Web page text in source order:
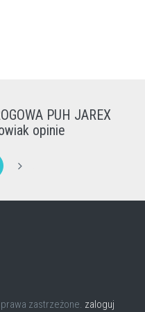
PUH JAREX
opinie
zastrzeżone. zaloguj